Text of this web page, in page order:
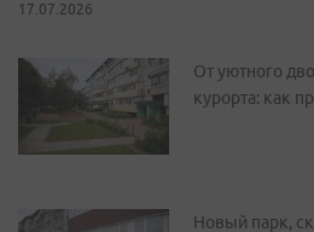
17.07.2026
От уютного
курорта: как
Новый парк,